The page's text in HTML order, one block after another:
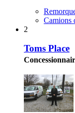
Camions
2
Toms Place